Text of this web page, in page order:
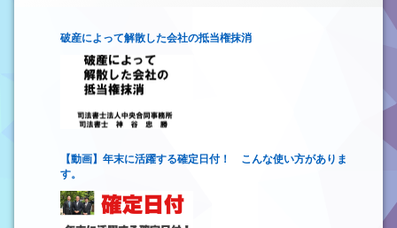
破産によって解散した会社の抵当権抹消
【動画】年末に活躍する確定日付！ こんな使い方がありま
す。